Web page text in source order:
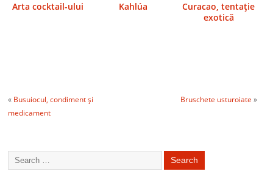
Arta cocktail-ului Kahlúa
Curacao, tentaţie
exotică
« Busuiocul, condiment şi
medicament
Bruschete usturoiate »